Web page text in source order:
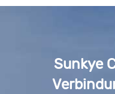
Sunkye